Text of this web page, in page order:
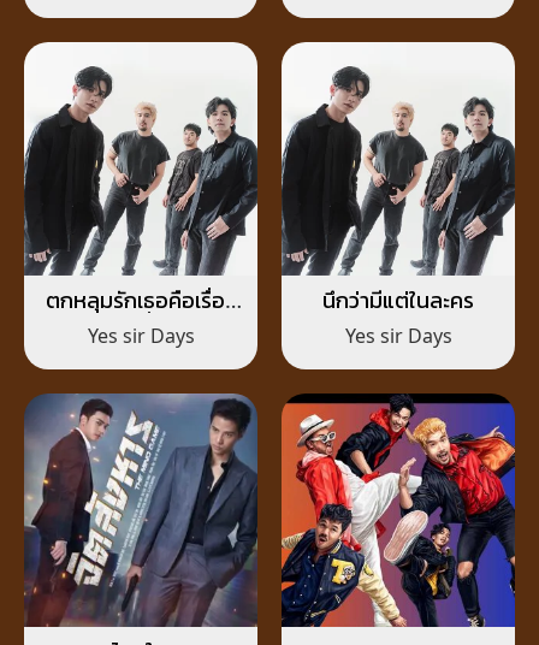
ตกหลุมรักเธอคือเรื่อง
ง่ายที่สุด
Yes sir Days
นึกว่ามีแต่ในละคร
Yes sir Days